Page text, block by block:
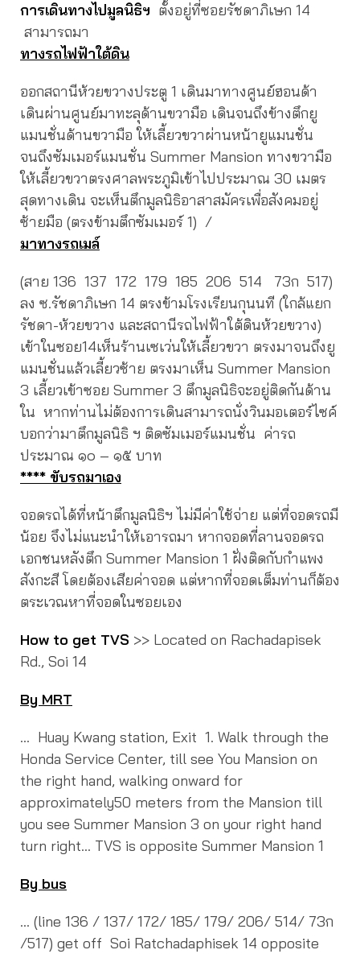
การเดินทางไปมูลนิธิฯ ตั้งอยู่ที่ซอยรัชดาภิเษก 14
สามารถมา
ทางรถไฟฟ้าใต้ดิน
ออกสถานีห้วยขวางประตู 1 เดินมาทางศูนย์ฮอนด้า
เดินผ่านศูนย์มาทะลุด้านขวามือ เดินจนถึงข้างตึกยู
แมนชั่นด้านขวามือ ให้เลี้ยวขวาผ่านหน้ายูแมนชั่น
จนถึงซัมเมอร์แมนชั่น Summer Mansion ทางขวามือ
ให้เลี้ยวขวาตรงศาลพระภูมิเข้าไปประมาณ 30 เมตร
สุดทางเดิน จะเห็นตึกมูลนิธิอาสาสมัครเพื่อสังคมอยู่
ซ้ายมือ (ตรงข้ามตึกซัมเมอร์ 1) /
มาทางรถเมล์
(สาย 136 137 172 179 185 206 514 73ก 517)
ลง ซ.รัชดาภิเษก 14 ตรงข้ามโรงเรียนกุนนที (ใกล้แยก
รัชดา-ห้วยขวาง และสถานีรถไฟฟ้าใต้ดินห้วยขวาง)
เข้าในซอย14เห็นร้านเซเว่นให้เลี้ยวขวา ตรงมาจนถึงยู
แมนชั่นแล้วเลี้ยวซ้าย ตรงมาเห็น Summer Mansion
3 เลี้ยวเข้าซอย Summer 3 ตึกมูลนิธิจะอยู่ติดกันด้าน
ใน หากท่านไม่ต้องการเดินสามารถนั่งวินมอเตอร์ไซค์
บอกว่ามาตึกมูลนิธิ ฯ ติดซัมเมอร์แมนชั่น ค่ารถ
ประมาณ ๑๐ – ๑๕ บาท
**** ขับรถมาเอง
จอดรถได้ที่หน้าตึกมูลนิธิฯ ไม่มีค่าใช้จ่าย แต่ที่จอดรถมี
น้อย จึงไม่แนะนำให้เอารถมา หากจอดที่ลานจอดรถ
เอกชนหลังตึก Summer Mansion 1 ฝั่งติดกับกำแพง
สังกะสี โดยต้องเสียค่าจอด แต่หากที่จอดเต็มท่านก็ต้อง
ตระเวณหาที่จอดในซอยเอง
How to get TVS >> Located on Rachadapisek
Rd., Soi 14
By MRT
… Huay Kwang station, Exit 1. Walk through the
Honda Service Center, till see You Mansion on
the right hand, walking onward for
approximately50 meters from the Mansion till
you see Summer Mansion 3 on your right hand
turn right… TVS is opposite Summer Mansion 1
By bus
… (line 136 / 137/ 172/ 185/ 179/ 206/ 514/ 73ก
/517) get off Soi Ratchadaphisek 14 opposite